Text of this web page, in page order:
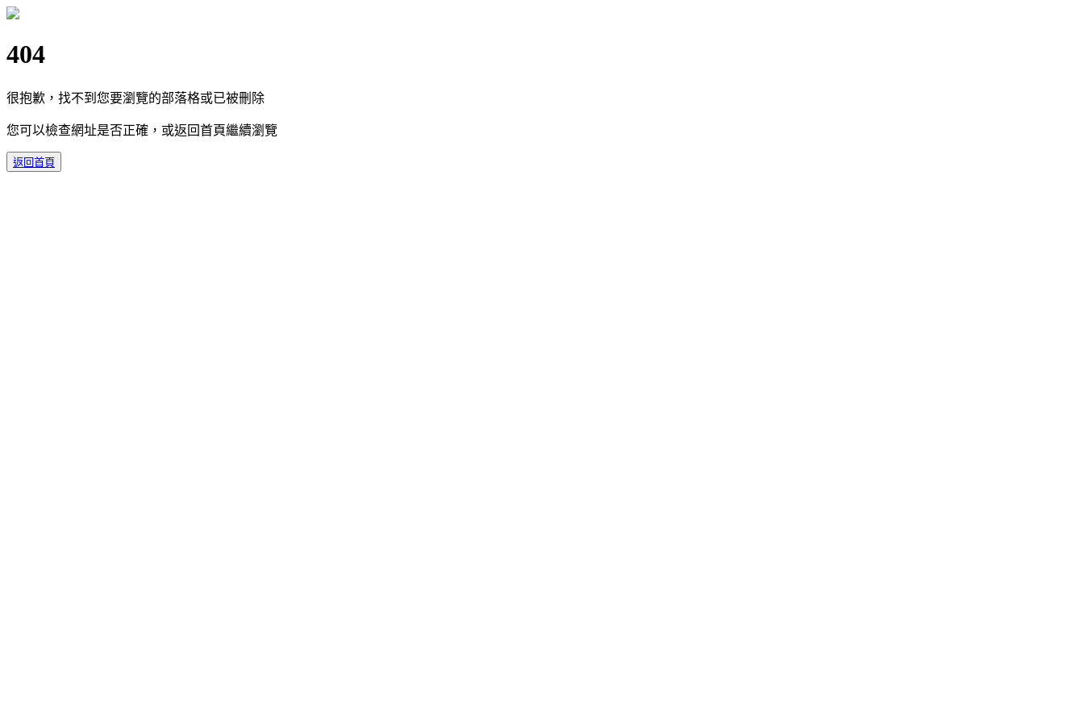
404
很抱歉，找不到您要瀏覽的部落格或已被刪除
您可以檢查網址是否正確，或返回首頁繼續瀏覽
返回首頁